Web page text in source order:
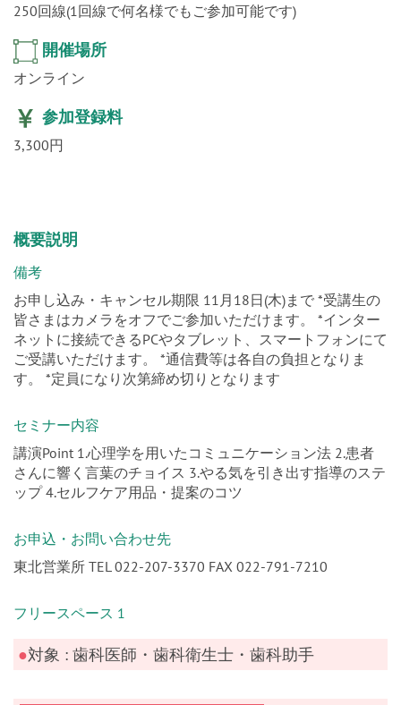
250回線(1回線で何名様でもご参加可能です)
開催場所
オンライン
参加登録料
3,300円
概要説明
備考
お申し込み・キャンセル期限 11月18日(木)まで *受講生の
皆さまはカメラをオフでご参加いただけます。 *インター
ネットに接続できるPCやタブレット、スマートフォンにて
ご受講いただけます。 *通信費等は各自の負担となりま
す。 *定員になり次第締め切りとなります
セミナー内容
講演Point 1.心理学を用いたコミュニケーション法 2.患者
さんに響く言葉のチョイス 3.やる気を引き出す指導のステ
ップ 4.セルフケア用品・提案のコツ
お申込・お問い合わせ先
東北営業所 TEL 022-207-3370 FAX 022-791-7210
フリースペース 1
●対象 : 歯科医師・歯科衛生士・歯科助手